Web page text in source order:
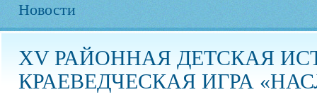
Новости
ХV РАЙОННАЯ ДЕТСКАЯ
КРАЕВЕДЧЕСКАЯ ИГРА